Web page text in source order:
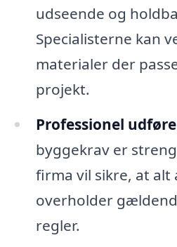
udseende og
Specialisterne kan
materialer der
projekt.
Professionel
byggekrav er
firma vil sikre, at alt
overholder
regler.